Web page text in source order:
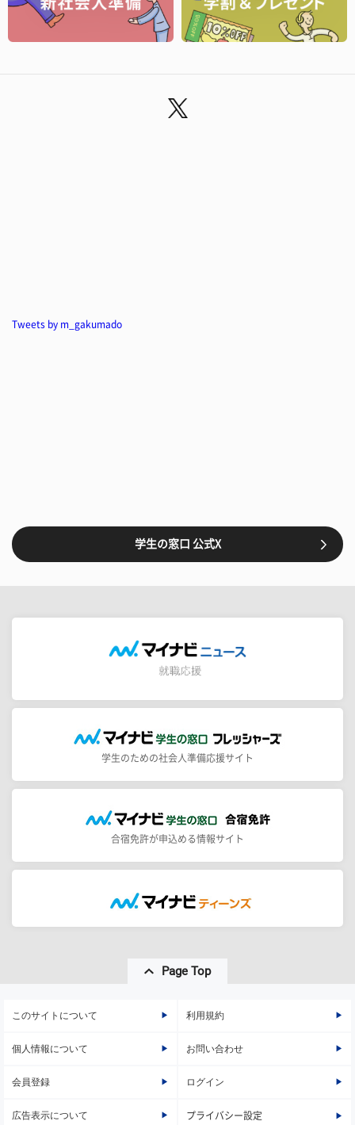
Tweets by m_gakumado
学生の窓口 公式X
学生のための社会人準備応援サイト
合宿免許が申込める情報サイト
Page Top
このサイトについて 利用規約
個人情報について お問い合わせ
会員登録 ログイン
広告表示について プライバシー設定